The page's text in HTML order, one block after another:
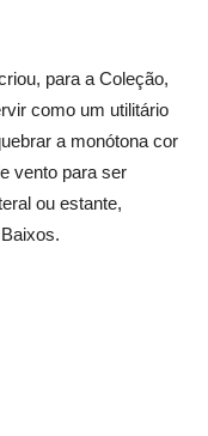
para a Coleção,
como um utilitário
a monótona cor
vento para ser
ou estante,